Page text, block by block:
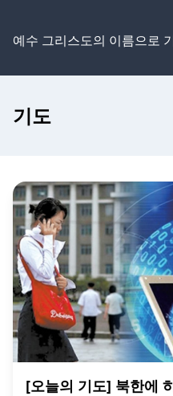
예수 그리스도의 이름으로
기도
[오늘의 기도] 북한에